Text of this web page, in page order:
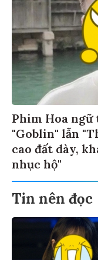
Phim Hoa ngữ
"Goblin" lẫn
cao đất dày,
nhục hộ"
Tin nên đọc